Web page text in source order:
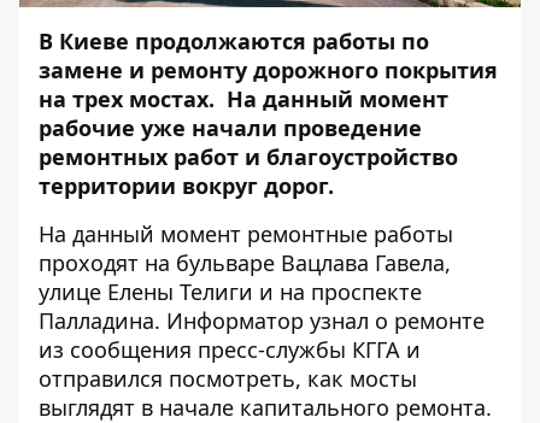
В Киеве продолжаются работы по
замене и ремонту дорожного покрытия
на трех мостах. На данный момент
рабочие уже начали проведение
ремонтных работ и благоустройство
территории вокруг дорог.
На данный момент ремонтные работы
проходят на бульваре Вацлава Гавела,
улице Елены Телиги и на проспекте
Палладина. Информатор узнал о ремонте
из сообщения пресс-службы КГГА и
отправился посмотреть, как мосты
выглядят в начале капитального ремонта.